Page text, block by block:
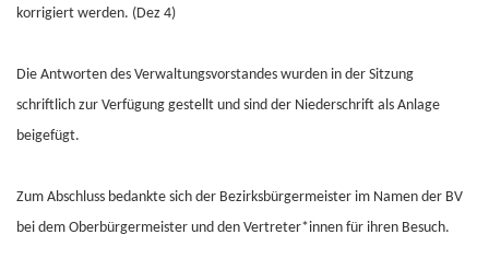
korrigiert werden. (Dez 4)
Die Antworten des Verwaltungsvorstandes wurden in der Sitzung
schriftlich zur Verfügung gestellt und sind der Niederschrift als Anlage
beigefügt.
Zum Abschluss bedankte sich der Bezirksbürgermeister im Namen der BV
bei dem Oberbürgermeister und den Vertreter*innen für ihren Besuch.